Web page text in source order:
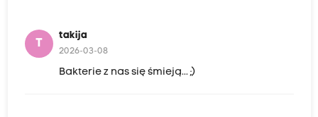
T
takija
2026-03-08
Bakterie z nas się śmieją... ;)